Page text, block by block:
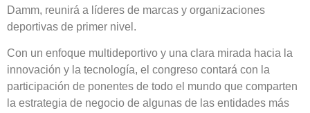
Damm, reunirá a líderes de marcas y organizaciones
deportivas de primer nivel.
Con un enfoque multideportivo y una clara mirada hacia la
innovación y la tecnología, el congreso contará con la
participación de ponentes de todo el mundo que comparten
la estrategia de negocio de algunas de las entidades más